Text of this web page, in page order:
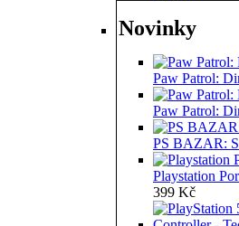
Novinky
Paw Patrol:
Paw Patrol:
PS BAZAR:
Playstation
399 Kč